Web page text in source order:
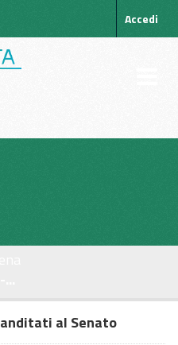
Accedi
al Senato